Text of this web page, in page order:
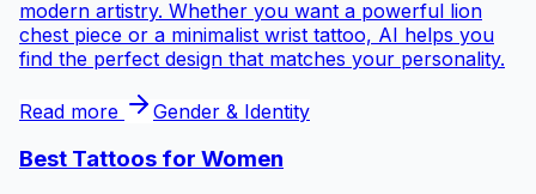
modern artistry. Whether you want a powerful lion
chest piece or a minimalist wrist tattoo, AI helps you
find the perfect design that matches your personality.
Read more Gender & Identity
Best Tattoos for Women